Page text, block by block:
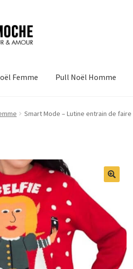
Femme Pull Noël Homme
Smart Mode – Lutine entrain de faire